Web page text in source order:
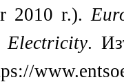
2010 r.).
Electricity.